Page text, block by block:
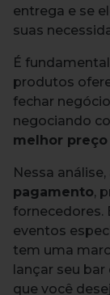
entrega e se
suas
É
produtos
fechar
negociando
melhor preço
Nessa
pagamento,
fornecedores.
eventos
tem uma
lançar seu
que você